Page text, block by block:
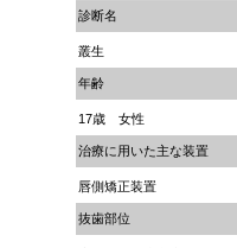
診断名
叢生
年齢
17歳 女性
治療に用いた主な装置
唇側矯正装置
抜歯部位